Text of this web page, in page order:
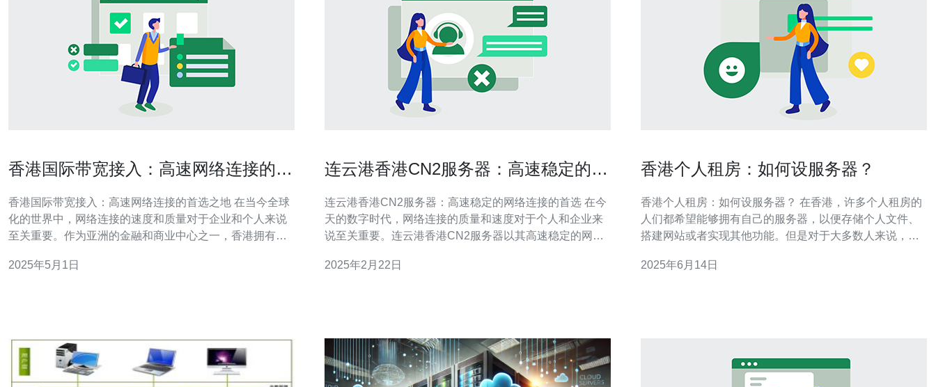
香港国际带宽接入：高速网络连接的首
香港国际带宽接入：高速网络连接的首选之地 在当今全球
化的世界中，网络连接的速度和质量对于企业和个人来说
至关重要。作为亚洲的金融和商业中心之一，香港拥有先
首选之地。本文将介绍香港国际带宽接入的优势和原因。
2025年5月1日
连云港香港CN2服务器：高速稳定的网
连云港香港CN2服务器：高速稳定的网络连接的首选 在今
天的数字时代，网络连接的质量和速度对于个人和企业来
说至关重要。连云港香港CN2服务器以其高速稳定的网络
CN2服务器的特点和优势。 连云港香港CN2服务器采用了
2025年2月22日
香港个人租房：如何设服务器？
香港个人租房：如何设服务器？ 在香港，许多个人租房的
人们都希望能够拥有自己的服务器，以便存储个人文件、
搭建网站或者实现其他功能。但是对于大多数人来说，如
何在香港个人租房的情况下设立服务器，以及需要考虑的
2025年6月14日